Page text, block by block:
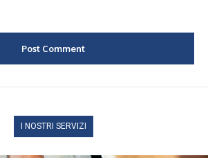
I NOSTRI SERVIZI